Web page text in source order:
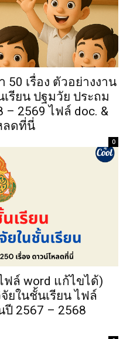
50 เรื่อง ตัวอย่างงาน
รียน ปฐมวัย ประถม
2569 ไฟล์ doc. &
ลดที่นี่
0
ฟล์ word แก้ไขได้)
ยในชั้นเรียน ไฟล์
ปี 2567 – 2568